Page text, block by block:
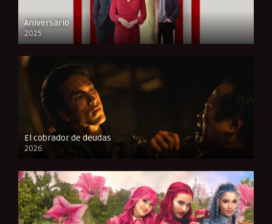
Aniversario
2025
FULL HD
El cobrador de deudas
2026
FULL HD